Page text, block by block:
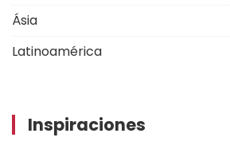
Ásia
Latinoamérica
Inspiraciones